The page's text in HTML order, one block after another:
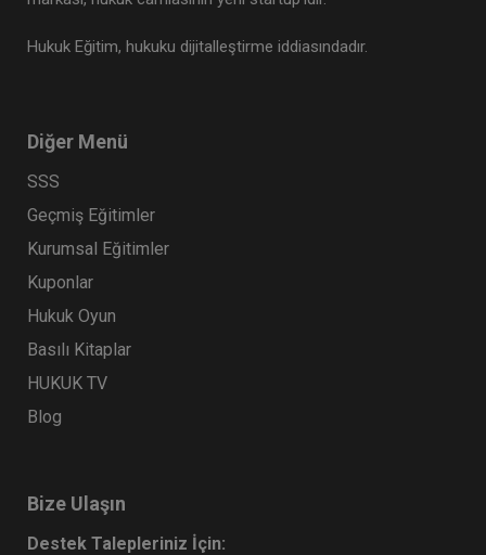
Hukuk Eğitim, hukuku dijitalleştirme iddiasındadır.
Diğer Menü
SSS
Geçmiş Eğitimler
Kurumsal Eğitimler
Kuponlar
Hukuk Oyun
Basılı Kitaplar
HUKUK TV
Blog
Bize Ulaşın
Destek Talepleriniz İçin: